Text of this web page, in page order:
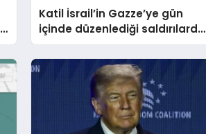
Katil İsrail’in Gazze’ye gün
içinde düzenlediği saldırılarda
hayatını kaybedenlerin sayısı
10’a yükseldi